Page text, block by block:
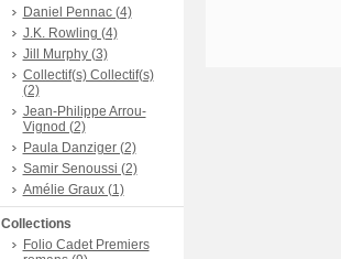
Daniel Pennac (4)
J.K. Rowling (4)
Jill Murphy (3)
Collectif(s) Collectif(s)
(2)
Jean-Philippe Arrou-
Vignod (2)
Paula Danziger (2)
Samir Senoussi (2)
Amélie Graux (1)
Collections
Folio Cadet Premiers